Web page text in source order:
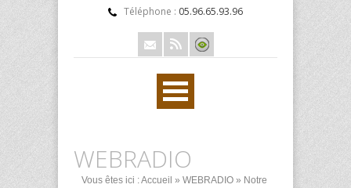
Téléphone : 05.96.65.93.96
WEBRADIO
Vous êtes ici :Accueil » WEBRADIO » Notre